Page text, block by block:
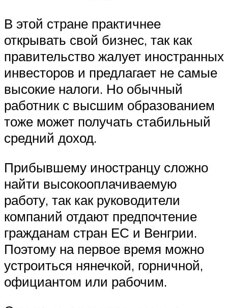
В этой стране практичнее
открывать свой бизнес, так как
правительство жалует иностранных
инвесторов и предлагает не самые
высокие налоги. Но обычный
работник с высшим образованием
тоже может получать стабильный
средний доход.
Прибывшему иностранцу сложно
найти высокооплачиваемую
работу, так как руководители
компаний отдают предпочтение
гражданам стран ЕС и Венгрии.
Поэтому на первое время можно
устроиться нянечкой, горничной,
официантом или рабочим.